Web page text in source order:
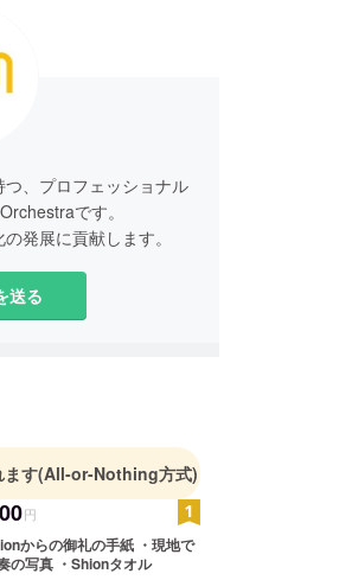
、プロフェッショナル
です。
送る
ます(All-or-Nothing方式)
円
からの御礼の手紙 ・現地で
の写真 ・Shionタオル